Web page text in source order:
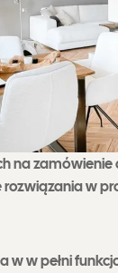
zamówienie
w
w w pełni